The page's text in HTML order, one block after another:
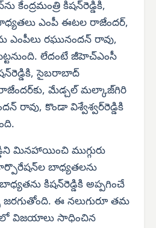
కిషన్‌రెడ్డికి,
ఎంపీ ఈటల రాజేందర్,
రఘునందన్ రావు,
లేదంటే జీహెచ్‌ఎంసీ
సైబరాబాద్
మేడ్చల్ మల్కాజ్‌గిరి
రావు, కొండా విశ్వేశ్వర్‌రెడ్డికి
మినహాయించి ముగ్గురు
బాధ్యతలను
కిషన్‌రెడ్డికి అప్పగించే
ఈ నలుగురూ తమ
విజయాలు సాధించిన